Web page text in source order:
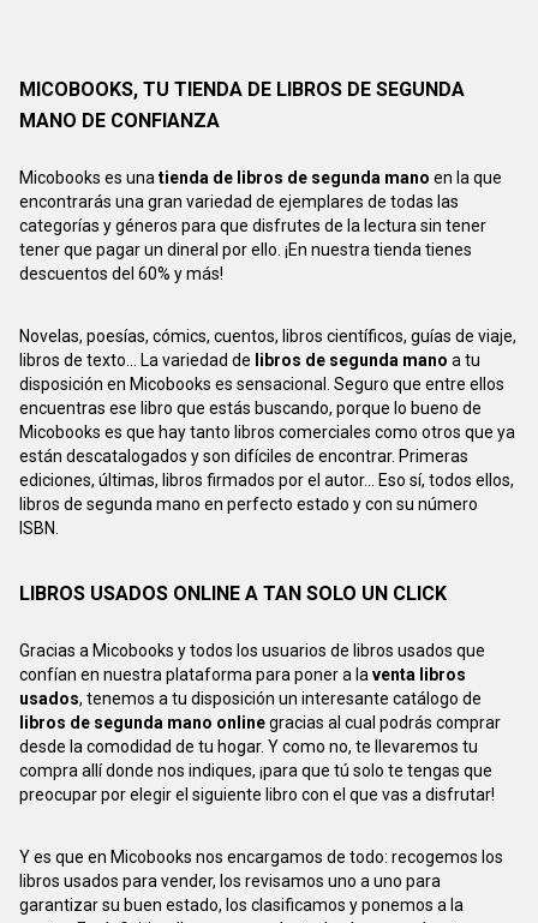
MICOBOOKS, TU TIENDA DE LIBROS DE SEGUNDA
MANO DE CONFIANZA
Micobooks es unatienda de libros de segunda mano en la que
encontrarás una gran variedad de ejemplares de todas las
categorías y géneros para que disfrutes de la lectura sin tener
tener que pagar un dineral por ello. ¡En nuestra tienda tienes
descuentos del 60% y más!
Novelas, poesías, cómics, cuentos, libros científicos, guías de viaje,
libros de texto... La variedad de libros de segunda mano a tu
disposición en Micobooks es sensacional. Seguro que entre ellos
encuentras ese libro que estás buscando, porque lo bueno de
Micobooks es que hay tanto libros comerciales como otros que ya
están descatalogados y son difíciles de encontrar. Primeras
ediciones, últimas, libros firmados por el autor... Eso sí, todos ellos,
libros de segunda mano en perfecto estado y con su número
ISBN.
LIBROS USADOS ONLINE A TAN SOLO UN CLICK
Gracias a Micobooks y todos los usuarios de libros usados que
confían en nuestra plataforma para poner a laventa libros
usados, tenemos a tu disposición un interesante catálogo de
libros de segunda mano onlinegracias al cual podrás comprar
desde la comodidad de tu hogar. Y como no, te llevaremos tu
compra allí donde nos indiques, ¡para que tú solo te tengas que
preocupar por elegir el siguiente libro con el que vas a disfrutar!
Y es que en Micobooks nos encargamos de todo: recogemos los
libros usados para vender, los revisamos uno a uno para
garantizar su buen estado, los clasificamos y ponemos a la